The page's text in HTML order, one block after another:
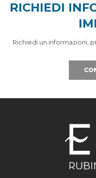
RICHIEDI
Richiedi un informazioni,